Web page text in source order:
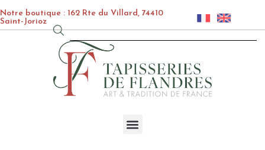
Notre boutique : 162 Rte du Villard, 74410
Saint-Jorioz